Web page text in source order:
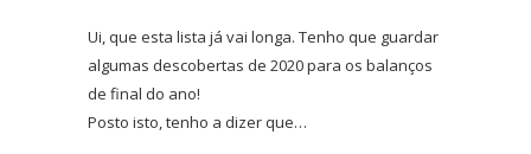
Ui, que esta lista já vai longa. Tenho que guardar
algumas descobertas de 2020 para os balanços
de final do ano!
Posto isto, tenho a dizer que…